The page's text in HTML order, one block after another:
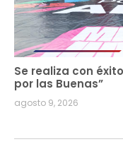
Se realiza con
por las Buenas”
agosto 9, 2026